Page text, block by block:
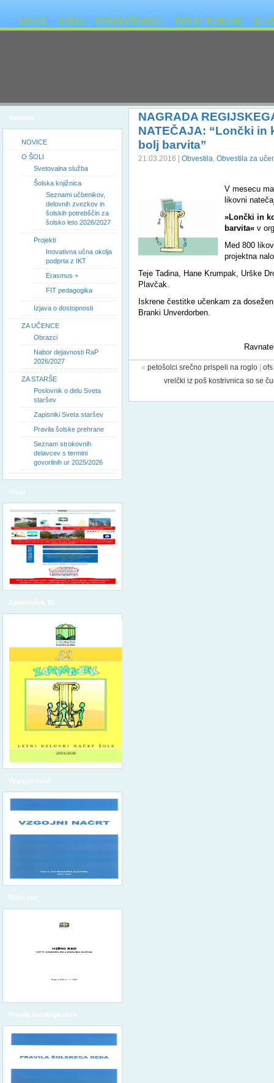
NOVICE O ŠOLI POŠ KOSTRIVNICA POŠ SV. FLORIJAN ZA
Vsebine
NOVICE
O ŠOLI
Svetovalna služba
Šolska knjižnica
Seznami učbenikov,
delovnih zvezkov in
šolskih potrebščin za
šolsko leto 2026/2027
Projekti
Inovativna učna okolja
podprta z IKT
Erasmus +
FIT pedagogika
Izjava o dostopnosti
ZA UČENCE
Obrazci
Nabor dejavnosti RaP
2026/2027
ZA STARŠE
Poslovnik o delu Sveta
staršev
Zapisniki Sveta staršev
Pravila šolske prehrane
Seznam strokovnih
delavcev s termini
govorilnih ur 2025/2026
Vizija
Zanimivček 32
Vzgojni načrt
Hišni red
Pravila šolskega reda
NAGRADA
NATEČAJA: “Lončki in
bolj barvita”
21.03.2016 | Obvestila, Obvestila za
V mesecu
likovni
»Lončki in
barvita« v
Med 800
projektna
Teje Tadina, Hane Krumpak, Urške
Plavčak.
Iskrene čestitke učenkam za
Branki Unverdorben.
« petošolci srečno prispeli na roglo
vrelčki iz poš kostrivnica so se